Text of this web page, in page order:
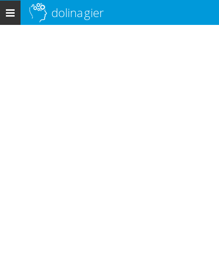
Menu
główne
dolinagier